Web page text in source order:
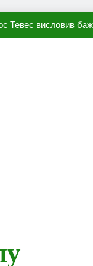
Тевес висловив